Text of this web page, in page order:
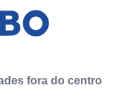
fora do centro